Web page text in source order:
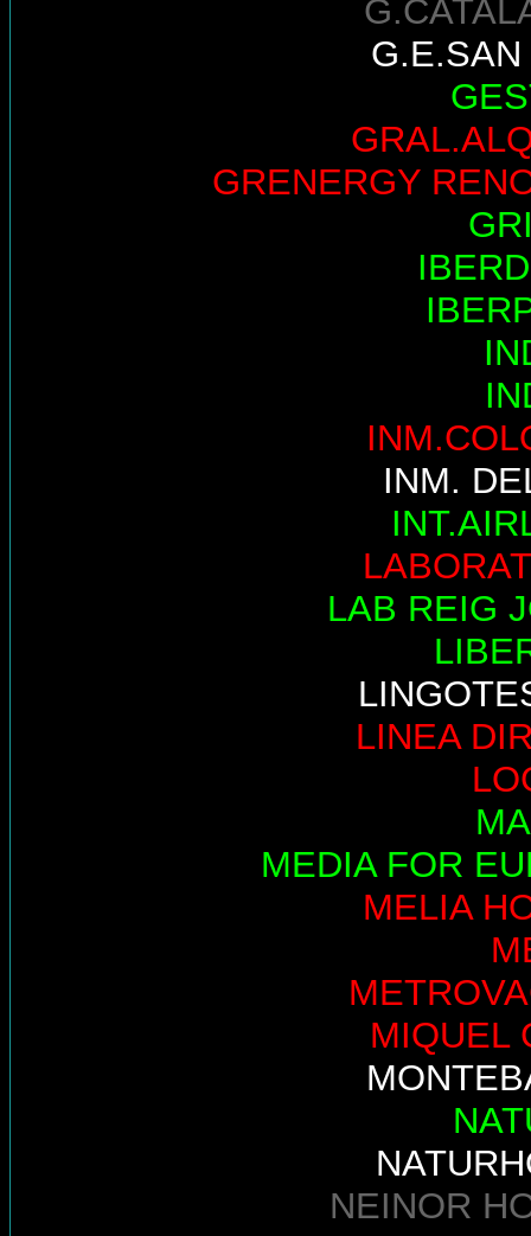
GRENERGY
INM.
LAB REIG
LINEA
MEDIA FOR
MELIA
MIQUEL
NEINOR